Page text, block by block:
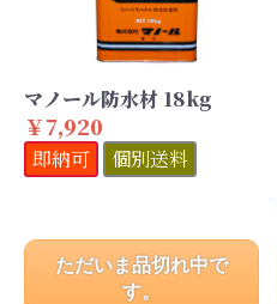
マノール防水材 18kg
￥7,920
即納可 個別送料
ただいま品切れ中で
す。